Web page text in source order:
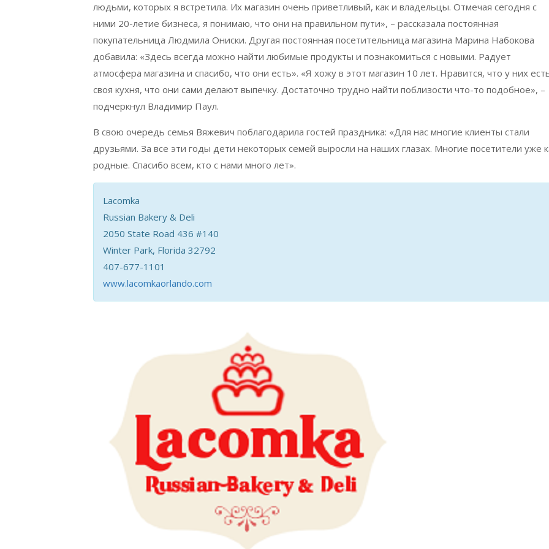
людьми, которых я встретила. Их магазин очень приветливый, как и владельцы. Отмечая сегодня с
ними 20-летие бизнеса, я понимаю, что они на правильном пути», – рассказала постоянная
покупательница Людмила Ониски. Другая постоянная посетительница магазина Марина Набокова
добавила: «Здесь всегда можно найти любимые продукты и познакомиться с новыми. Радует
атмосфера магазина и спасибо, что они есть». «Я хожу в этот магазин 10 лет. Нравится, что у них
своя кухня, что они сами делают выпечку. Достаточно трудно найти поблизости что-то подобное», –
подчеркнул Владимир Паул.
В свою очередь семья Вяжевич поблагодарила гостей праздника: «Для нас многие клиенты стали
друзьями. За все эти годы дети некоторых семей выросли на наших глазах. Многие посетители уже
родные. Спасибо всем, кто с нами много лет».
Lacomka
Russian Bakery & Deli
2050 State Road 436 #140
Winter Park, Florida 32792
407-677-1101
www.lacomkaorlando.com